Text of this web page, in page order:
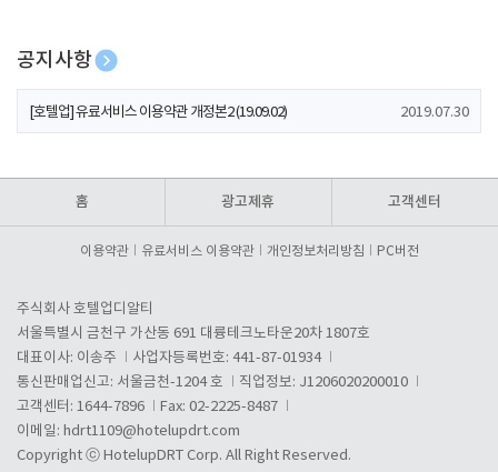
공지사항
[호텔업] 개인정보 처리방침 개정본1 (19.09.02)
[호텔업] 유료서비스 이용약관 개정본2 (19.09.02) 2019.07.30
홈 광고제휴 고객센터
이용약관 유료서비스 이용약관 개인정보처리방침 PC버전
주식회사 호텔업디알티
서울특별시 금천구 가산동 691 대륭테크노타운20차 1807호
대표이사: 이송주
사업자등록번호: 441-87-01934
통신판매업신고: 서울금천-1204 호
직업정보: J1206020200010
고객센터: 1644-7896
Fax: 02-2225-8487
이메일: hdrt1109@hotelupdrt.com
Copyright ⓒ HotelupDRT Corp. All Right Reserved.